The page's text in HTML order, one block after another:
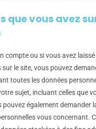
que vous avez
compte ou si vous avez
le site, vous pouvez
toutes les données
sujet, incluant celles que
pouvez également demander
vous concernant.